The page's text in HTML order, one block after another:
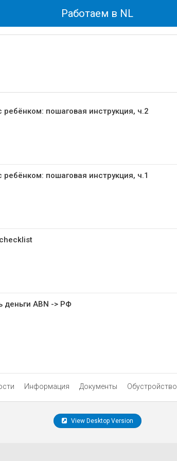
Работаем в NL
пошаговая инструкция, ч.2
пошаговая инструкция, ч.1
деньги ABN -> РФ
Информация Документы Обустройство
View Desktop Version